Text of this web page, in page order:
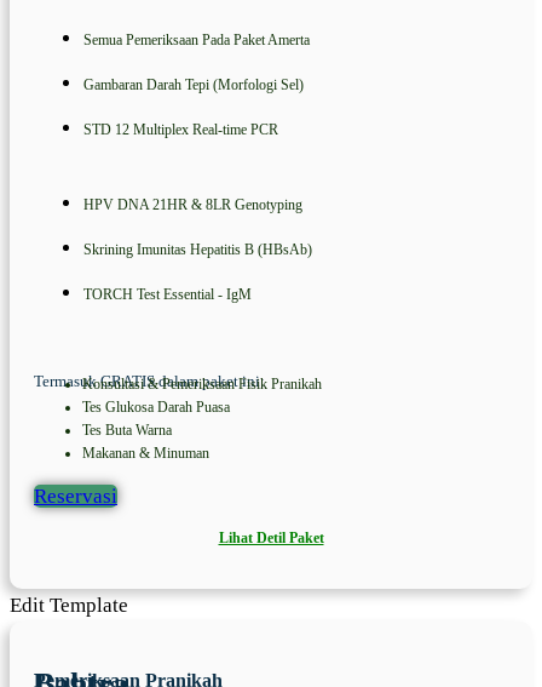
Semua Pemeriksaan Pada Paket Amerta
Gambaran Darah Tepi (Morfologi Sel)
STD 12 Multiplex Real-time PCR
HPV DNA 21HR & 8LR Genotyping
Skrining Imunitas Hepatitis B (HBsAb)
TORCH Test Essential - IgM
Termasuk GRATIS dalam paket ini:
Konsultasi & Pemeriksaan Fisik Pranikah
Tes Glukosa Darah Puasa
Tes Buta Warna
Makanan & Minuman
Reservasi
Lihat Detil Paket
Edit Template
Pemeriksaan Pranikah